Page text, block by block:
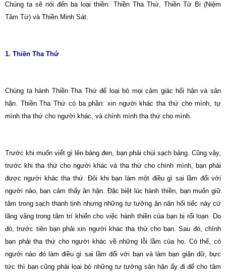
Chúng ta sẽ nói đến ba loại thiền: Thiền Tha Thứ, Thiền Từ Bi (Niệm
Tâm Từ) và Thiền Minh Sát.
1. Thiền Tha Thứ
Chúng ta hành Thiền Tha Thứ để loại bỏ mọi cảm giác hối hận và sân
hận. Thiền Tha Thứ có ba phần: xin người khác tha thứ cho mình, tự
mình tha thứ cho người khác, và chính mình tha thứ cho mình.
Trước khi muốn viết gì lên bảng đen, bạn phải chùi sạch bảng. Cũng vậy,
trước khi tha thứ cho người khác và tha thứ cho chính mình, bạn phải
được người khác tha thứ. Ðôi khi bạn làm một điều gì sai lầm đối với
người nào, bạn cảm thấy ân hận. Ðặc biệt lúc hành thiền, bạn muốn giữ
tâm trong sạch thanh tịnh nhưng những tư tưởng ăn năn hối tiếc này cứ
lãng vãng trong tâm trí khiến cho việc hành thiền của bạn bị rối loạn. Do
đó, trước tiên bạn phải xin người khác tha thứ cho bạn. Sau đó, chính
bạn phải tha thứ cho người khác về những lỗi lầm của họ. Có thể, có
người nào đó làm điều gì sai lầm đối với bạn và làm bạn giận dữ, bực
tức thì bạn cũng phải lọai bỏ những tư tưởng sân hận ấy đi để cho tâm